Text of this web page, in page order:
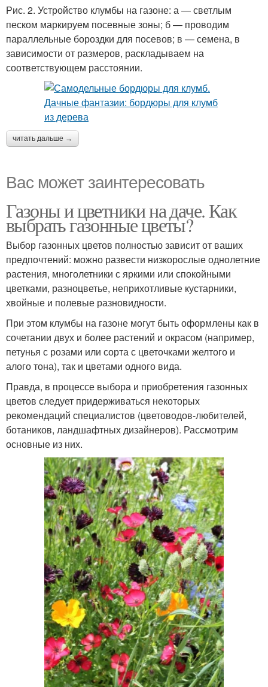
автомобильных шин
натурального камня
Рис. 2. Устройство клумбы на газоне: а — светлым
песком маркируем посевные зоны; б — проводим
параллельные бороздки для посевов; в — семена, в
зависимости от размеров, раскладываем на
соответствующем расстоянии.
читать дальше →
Вас может заинтересовать
Газоны и цветники на даче. Как
выбрать газонные цветы?
Выбор газонных цветов полностью зависит от ваших
предпочтений: можно развести низкорослые однолетние
растения, многолетники с яркими или спокойными
цветками, разноцветье, неприхотливые кустарники,
хвойные и полевые разновидности.
При этом клумбы на газоне могут быть оформлены как в
сочетании двух и более растений и окрасом (например,
петунья с розами или сорта с цветочками желтого и
алого тона), так и цветами одного вида.
Правда, в процессе выбора и приобретения газонных
цветов следует придерживаться некоторых
рекомендаций специалистов (цветоводов-любителей,
ботаников, ландшафтных дизайнеров). Рассмотрим
основные из них.